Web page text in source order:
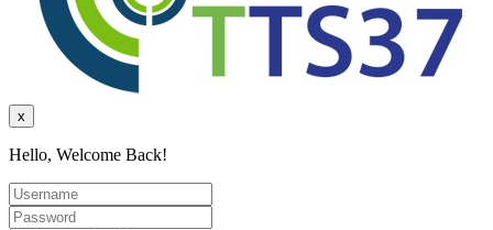
x
Hello, Welcome Back!